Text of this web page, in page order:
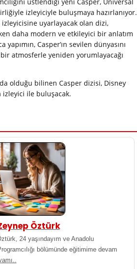
izleyiciyle buluşmaya hazırlanıyor.
uyarlayacak olan dizi,
daha modern ve etkileyici bir anlatım
yapımın, Casper’ın sevilen dünyasını
atmosferle yeniden yorumlayacağı
olduğu bilinen Casper dizisi, Disney
ile buluşacak.
Öztürk
24 yaşındayım ve Anadolu
bölümünde eğitimime devam